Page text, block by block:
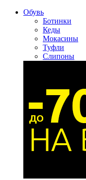
Обувь
Ботинки
Кеды
Мокасины
Туфли
Слипоны